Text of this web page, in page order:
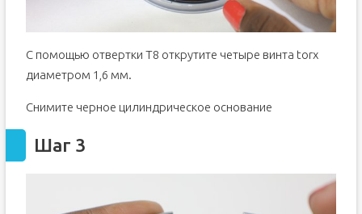
С помощью отвертки T8 открутите четыре винта torx
диаметром 1,6 мм.
Снимите черное цилиндрическое основание
Шаг 3